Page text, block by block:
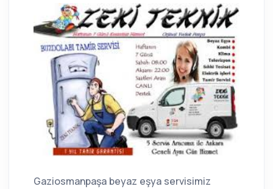
Gaziosmanpaşa beyaz eşya servisimiz